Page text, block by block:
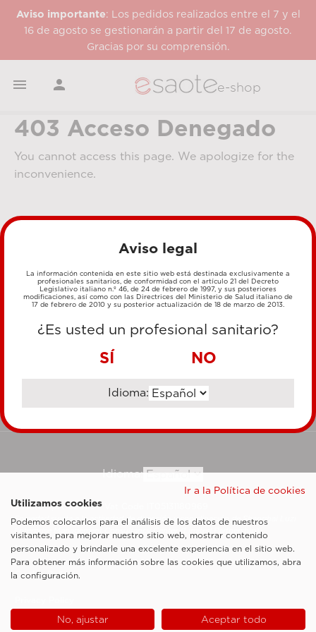
Aviso importante: Los pedidos realizados entre el 7 y el
16 de agosto se gestionarán a partir del 17 de agosto.
Gracias por su comprensión.
  e-shop
403 Acceso Denegado
You cannot access this page. We apologize for the
inconvenience.
MÉTODOS DE PAGO
TRANSFERENCIA BANCARIA
Idioma:
Esaote SpA ©2026 - Vat Code IT05131180969
Sociedad sujeta a la actividad de dirección y coordinación de Shanghai Luzi
Enterprise Management Consultancy Center (Limited Partnership)
Notas legales
Cookie Policy
Aviso legal
La información contenida en este sitio web está destinada exclusivamente a
profesionales sanitarios, de conformidad con el artículo 21 del Decreto
Legislativo italiano n.º 46, de 24 de febrero de 1997, y sus posteriores
modificaciones, así como con las Directrices del Ministerio de Salud italiano de
17 de febrero de 2010 y su posterior actualización de 18 de marzo de 2013.
¿Es usted un profesional sanitario?
SÍ NO
Idioma:
Ir a la Política de cookies
Utilizamos cookies
Podemos colocarlos para el análisis de los datos de nuestros
visitantes, para mejorar nuestro sitio web, mostrar contenido
personalizado y brindarle una excelente experiencia en el sitio web.
Para obtener más información sobre las cookies que utilizamos, abra
la configuración.
No, ajustar Aceptar todo